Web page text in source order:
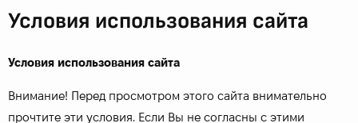
Условия использования сайта
Условия использования сайта
Внимание! Перед просмотром этого сайта внимательно
прочтите эти условия. Если Вы не согласны с этими